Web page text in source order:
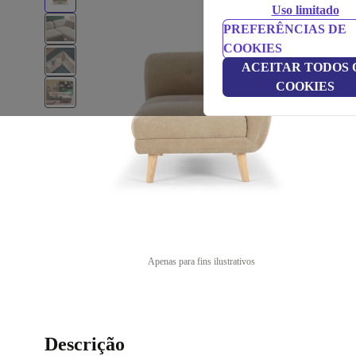
Uso limitado
PREFERÊNCIAS DE
COOKIES
ACEITAR TODOS
COOKIES
Apenas para fins ilustrativos
Descrição